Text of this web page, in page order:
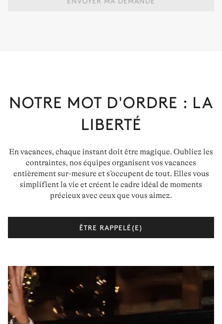
NOTRE MOT D'ORDRE : LA
LIBERTÉ
En vacances, chaque instant doit être magique. Oubliez les
contraintes, nos équipes organisent vos vacances
entièrement sur-mesure et s’occupent de tout. Elles vous
simplifient la vie et créent le cadre idéal de moments
précieux avec ceux que vous aimez.
ÊTRE RAPPELÉ(E)